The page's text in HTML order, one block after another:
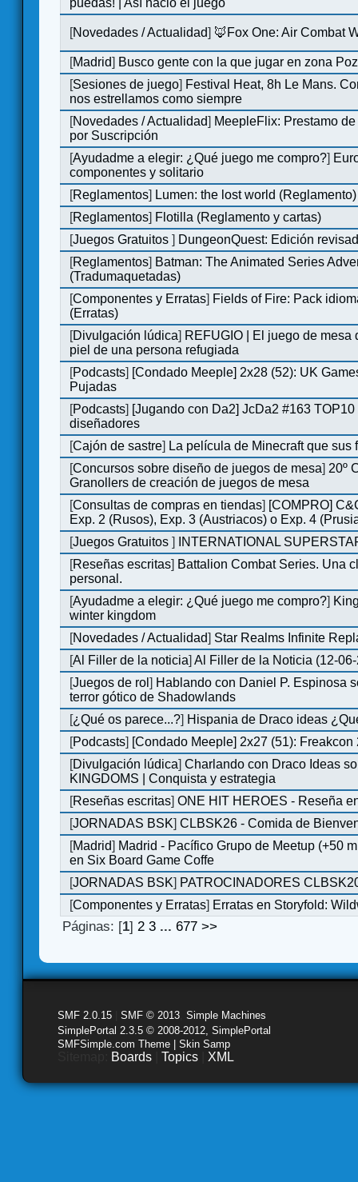
puedas! | Así nació el juego
[Novedades / Actualidad] 🦊Fox One: Air Combat
[Madrid] Busco gente con la que jugar en zona
[Sesiones de juego] Festival Heat, 8h Le Mans.
nos estrellamos como siempre
[Novedades / Actualidad] MeepleFlix: Prestamo
por Suscripción
[Ayudadme a elegir: ¿Qué juego me compro?]
componentes y solitario
[Reglamentos] Lumen: the lost world (Reglamento)
[Reglamentos] Flotilla (Reglamento y cartas)
[Juegos Gratuitos] DungeonQuest: Edición
[Reglamentos] Batman: The Animated Series
(Tradumaquetadas)
[Componentes y Erratas] Fields of Fire: Pack
(Erratas)
[Divulgación lúdica] REFUGIO | El juego de mesa
piel de una persona refugiada
[Podcasts] [Condado Meeple] 2x28 (52): UK
Pujadas
[Podcasts] [Jugando con Da2] JcDa2 #163
diseñadores
[Cajón de sastre] La película de Minecraft que sus
[Concursos sobre diseño de juegos de mesa] 20º
Granollers de creación de juegos de mesa
[Consultas de compras en tiendas] [COMPRO]
Exp. 2 (Rusos), Exp. 3 (Austriacos) o Exp. 4
[Juegos Gratuitos]
INTERNATIONAL
[Reseñas escritas] Battalion Combat Series. Una
personal.
[Ayudadme a elegir: ¿Qué juego me compro?]
winter kingdom
[Novedades / Actualidad] Star Realms Infinite
[Al Filler de la noticia]Al Filler de la Noticia (12-
[Juegos de rol] Hablando con Daniel P. Espinosa
terror gótico de Shadowlands
[¿Qué os parece...?] Hispania de Draco ideas
[Podcasts] [Condado Meeple] 2x27 (51): Freakcon
[Divulgación lúdica]Charlando con Draco Ideas
KINGDOMS | Conquista y estrategia
[Reseñas escritas]ONE HIT HEROES - Reseña
[JORNADAS BSK]CLBSK26 - Comida de
[Madrid] Madrid - Pacífico Grupo de Meetup (+50
en Six Board Game Coffe
[JORNADAS BSK] PATROCINADORES
[Componentes y Erratas] Erratas en Storyfold:
Páginas: [1]2 3 ...677 >>
SMF 2.0.15 SMF © 2013 Simple Machines
SimplePortal 2.3.5 © 2008-2012, SimplePortal
SMFSimple.com Theme | Skin Samp
Boards Topics XML